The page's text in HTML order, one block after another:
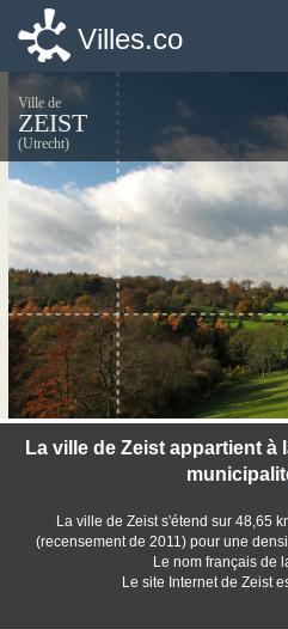
Villes.co
Ville de
ZEIST
(Utrecht)
La ville de Zeist appartient à
La ville de Zeist s'étend sur 48,65
(recensement de 2011) pour une
Le nom français de
Le site Internet de Zeist
Villes.co